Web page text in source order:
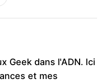
Geek dans l'ADN. Ici
et mes